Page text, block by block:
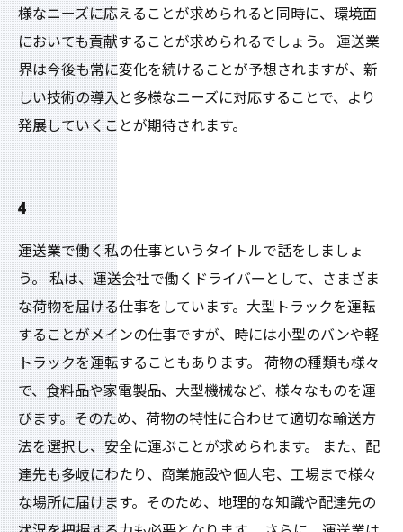
様なニーズに応えることが求められると同時に、環境面
においても貢献することが求められるでしょう。 運送業
界は今後も常に変化を続けることが予想されますが、新
しい技術の導入と多様なニーズに対応することで、より
発展していくことが期待されます。
4
運送業で働く私の仕事というタイトルで話をしましょ
う。 私は、運送会社で働くドライバーとして、さまざま
な荷物を届ける仕事をしています。大型トラックを運転
することがメインの仕事ですが、時には小型のバンや軽
トラックを運転することもあります。 荷物の種類も様々
で、食料品や家電製品、大型機械など、様々なものを運
びます。そのため、荷物の特性に合わせて適切な輸送方
法を選択し、安全に運ぶことが求められます。 また、配
達先も多岐にわたり、商業施設や個人宅、工場まで様々
な場所に届けます。そのため、地理的な知識や配達先の